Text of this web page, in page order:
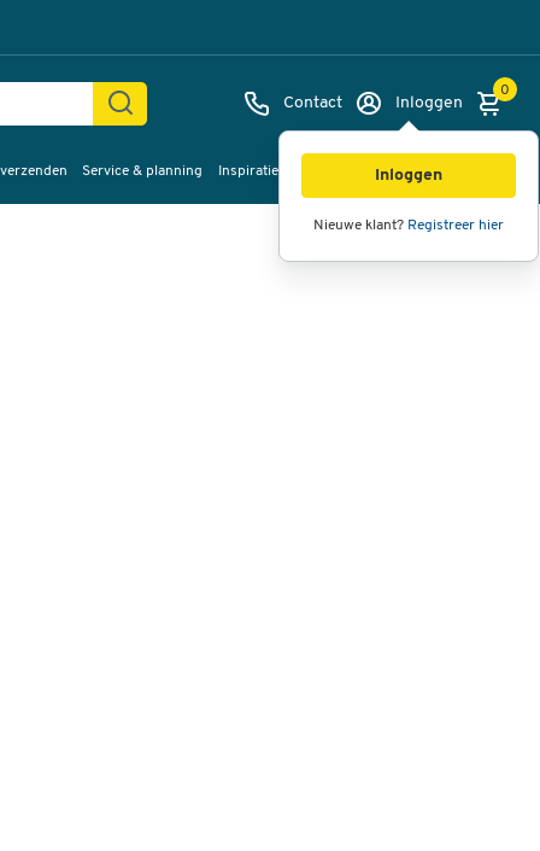
Contact Inloggen
Inloggen
Nieuwe klant? Registreer hier
0
Service & planning Inspiratie
Afbeeldingen Video's
360°
weergave